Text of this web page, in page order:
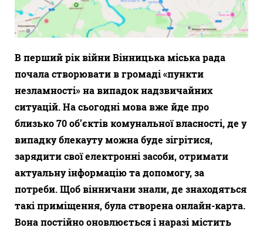
В перший рік війни Вінницька міська рада
почала створювати в громаді «пункти
незламності» на випадок надзвичайних
ситуацій. На сьогодні мова вже йде про
близько 70 об’єктів комунальної власності, де у
випадку блекауту можна буде зігрітися,
зарядити свої електронні засоби, отримати
актуальну інформацію та допомогу, за
потреби. Щоб вінничани знали, де знаходяться
такі приміщення, була створена онлайн-карта.
Вона постійно оновлюється і наразі містить